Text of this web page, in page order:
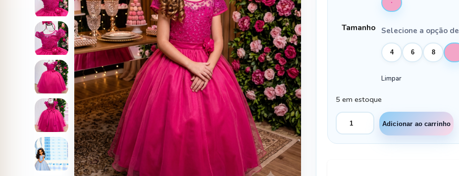
Tamanho Selecione a opção de
4 6 8
Limpar
5 em estoque
Vestido
Mini
Adicionar ao carrinho